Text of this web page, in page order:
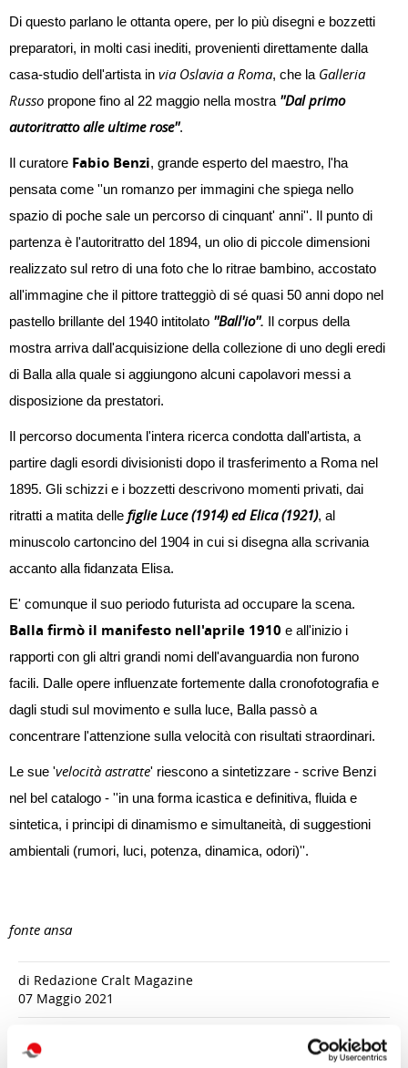
Di questo parlano le ottanta opere, per lo più disegni e bozzetti
preparatori, in molti casi inediti, provenienti direttamente dalla
casa-studio dell'artista in via Oslavia a Roma, che laGalleria
Russo propone fino al 22 maggio nella mostra ''Dal primo
autoritratto alle ultime rose''.
Il curatore Fabio Benzi, grande esperto del maestro, l'ha
pensata come ''un romanzo per immagini che spiega nello
spazio di poche sale un percorso di cinquant' anni''. Il punto di
partenza è l'autoritratto del 1894, un olio di piccole dimensioni
realizzato sul retro di una foto che lo ritrae bambino, accostato
all'immagine che il pittore tratteggiò di sé quasi 50 anni dopo nel
pastello brillante del 1940 intitolato ''Ball'io''. Il corpus della
mostra arriva dall'acquisizione della collezione di uno degli eredi
di Balla alla quale si aggiungono alcuni capolavori messi a
disposizione da prestatori.
Il percorso documenta l'intera ricerca condotta dall'artista, a
partire dagli esordi divisionisti dopo il trasferimento a Roma nel
1895. Gli schizzi e i bozzetti descrivono momenti privati, dai
ritratti a matita delle figlie Luce (1914) ed Elica (1921), al
minuscolo cartoncino del 1904 in cui si disegna alla scrivania
accanto alla fidanzata Elisa.
E' comunque il suo periodo futurista ad occupare la scena.
Balla firmò il manifesto nell'aprile 1910 e all'inizio i
rapporti con gli altri grandi nomi dell'avanguardia non furono
facili. Dalle opere influenzate fortemente dalla cronofotografia e
dagli studi sul movimento e sulla luce, Balla passò a
concentrare l'attenzione sulla velocità con risultati straordinari.
Le sue 'velocità astratte' riescono a sintetizzare - scrive Benzi
nel bel catalogo - ''in una forma icastica e definitiva, fluida e
sintetica, i principi di dinamismo e simultaneità, di suggestioni
ambientali (rumori, luci, potenza, dinamica, odori)''.
fonte ansa
di Redazione Cralt Magazine
07 Maggio 2021
attività correlate: